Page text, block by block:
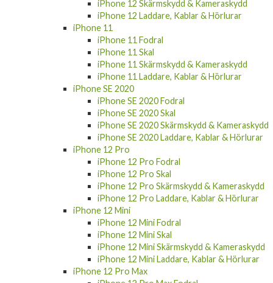
iPhone 12 Laddare, Kablar & Hörlurar
iPhone 11
iPhone 11 Fodral
iPhone 11 Skal
iPhone 11 Skärmskydd & Kameraskydd
iPhone 11 Laddare, Kablar & Hörlurar
iPhone SE 2020
iPhone SE 2020 Fodral
iPhone SE 2020 Skal
iPhone SE 2020 Skärmskydd & Kameraskydd
iPhone SE 2020 Laddare, Kablar & Hörlurar
iPhone 12 Pro
iPhone 12 Pro Fodral
iPhone 12 Pro Skal
iPhone 12 Pro Skärmskydd & Kameraskydd
iPhone 12 Pro Laddare, Kablar & Hörlurar
iPhone 12 Mini
iPhone 12 Mini Fodral
iPhone 12 Mini Skal
iPhone 12 Mini Skärmskydd & Kameraskydd
iPhone 12 Mini Laddare, Kablar & Hörlurar
iPhone 12 Pro Max
iPhone 12 Pro Max Fodral